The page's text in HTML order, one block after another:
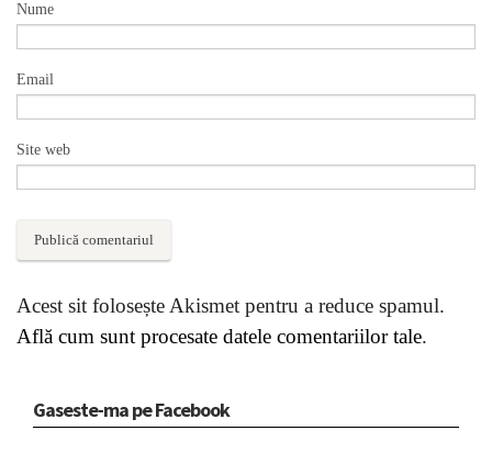
Nume
Email
Site web
Acest sit folosește Akismet pentru a reduce spamul.
Află cum sunt procesate datele comentariilor tale.
Gaseste-ma pe Facebook